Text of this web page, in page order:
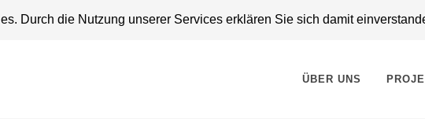
Durch die Nutzung unserer Services erklären Sie sich damit
ÜBER UNS